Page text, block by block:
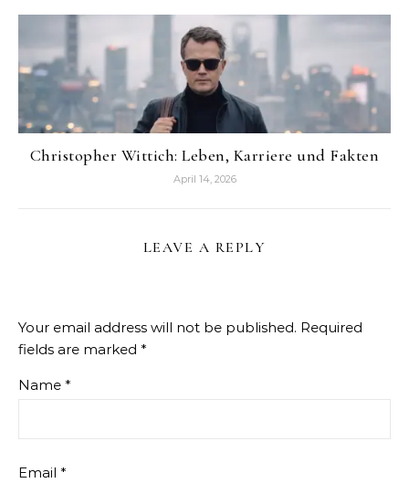
Christopher Wittich: Leben, Karriere und Fakten
April 14, 2026
LEAVE A REPLY
Your email address will not be published. Required
fields are marked *
Name *
Email *